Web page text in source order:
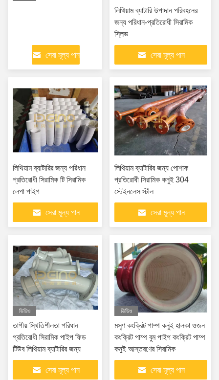
সেরা মূল্য পান
লিথিয়াম ব্যাটারি উপাদান পরিবহনের
জন্য পরিধান-প্রতিরোধী সিরামিক
স্লিভ
সেরা মূল্য পান
লিথিয়াম ব্যাটারির জন্য পরিধান
প্রতিরোধী সিরামিক টি সিরামিক
লেপা পাইপ
সেরা মূল্য পান
লিথিয়াম ব্যাটারির জন্য পোশাক
প্রতিরোধী সিরামিক কনুই 304
স্টেইনলেস স্টীল
সেরা মূল্য পান
ভিডিও
তাপীয় স্থিতিশীলতা পরিধান
প্রতিরোধী সিরামিক পাইপ ফিড
টিউব লিথিয়াম ব্যাটারির জন্য
সেরা মূল্য পান
ভিডিও
মসৃণ কংক্রিট পাম্প কনুই হালকা ওজন
কংক্রিট পাম্প বুম পাইপ কংক্রিট পাম্প
কনুই আস্তরণের সিরামিক
সেরা মূল্য পান